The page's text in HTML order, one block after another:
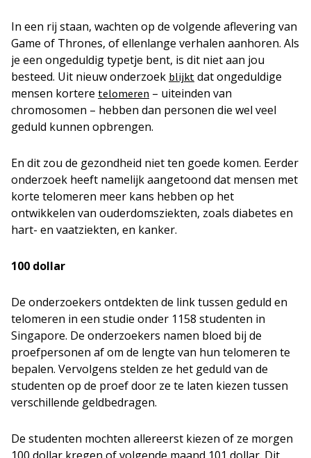
In een rij staan, wachten op de volgende aflevering van
Game of Thrones, of ellenlange verhalen aanhoren. Als
je een ongeduldig typetje bent, is dit niet aan jou
besteed. Uit nieuw onderzoek blijkt dat ongeduldige
mensen kortere telomeren – uiteinden van
chromosomen – hebben dan personen die wel veel
geduld kunnen opbrengen.
En dit zou de gezondheid niet ten goede komen. Eerder
onderzoek heeft namelijk aangetoond dat mensen met
korte telomeren meer kans hebben op het
ontwikkelen van ouderdomsziekten, zoals diabetes en
hart- en vaatziekten, en kanker.
100 dollar
De onderzoekers ontdekten de link tussen geduld en
telomeren in een studie onder 1158 studenten in
Singapore. De onderzoekers namen bloed bij de
proefpersonen af om de lengte van hun telomeren te
bepalen. Vervolgens stelden ze het geduld van de
studenten op de proef door ze te laten kiezen tussen
verschillende geldbedragen.
De studenten mochten allereerst kiezen of ze morgen